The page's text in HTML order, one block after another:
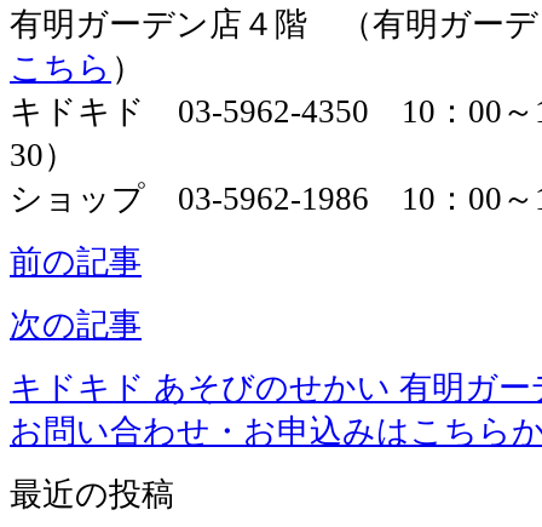
有明ガーデン店４階 （有明ガー
こちら ）
キドキド 03-5962-4350 10：00～
30）
ショップ 03-5962-1986 10：00～
前の記事
次の記事
キドキド あそびのせかい 有明ガー
お問い合わせ・お申込みはこちら
最近の投稿